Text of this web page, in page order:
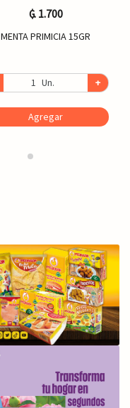
₲. 1.700
MENTA PRIMICIA 15GR
Un. +
Agregar